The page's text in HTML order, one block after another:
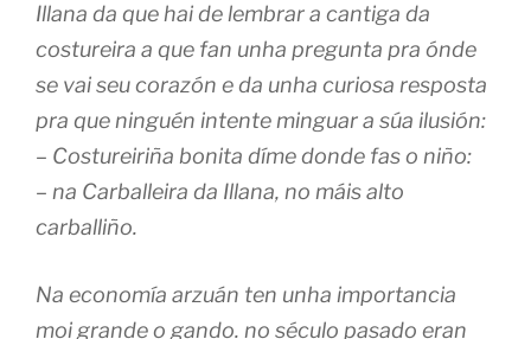
Illana da que hai de lembrar a cantiga da
costureira a que fan unha pregunta pra ónde
se vai seu corazón e da unha curiosa resposta
pra que ninguén intente minguar a súa ilusión:
– Costureiriña bonita díme donde fas o niño:
– na Carballeira da Illana, no máis alto
carballiño.
Na economía arzuán ten unha importancia
moi grande o gando. no século pasado eran